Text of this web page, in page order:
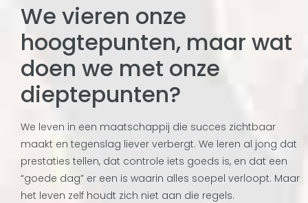
We vieren onze
hoogtepunten, maar wat
doen we met onze
dieptepunten?
We leven in een maatschappij die succes zichtbaar
maakt en tegenslag liever verbergt. We leren al jong dat
prestaties tellen, dat controle iets goeds is, en dat een
“goede dag” er een is waarin alles soepel verloopt. Maar
het leven zelf houdt zich niet aan die regels.